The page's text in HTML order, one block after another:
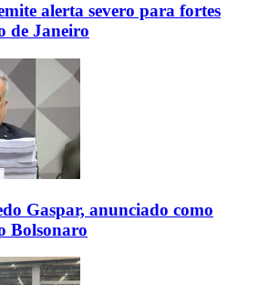
alerta severo para fortes
de Janeiro
Gaspar, anunciado como
Bolsonaro